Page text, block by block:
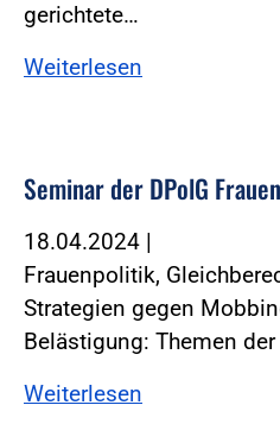
gerichtete…
Weiterlesen
Seminar der DPolG
18.04.2024 |
Frauenpolitik,
Strategien gegen
Belästigung: Themen
Weiterlesen